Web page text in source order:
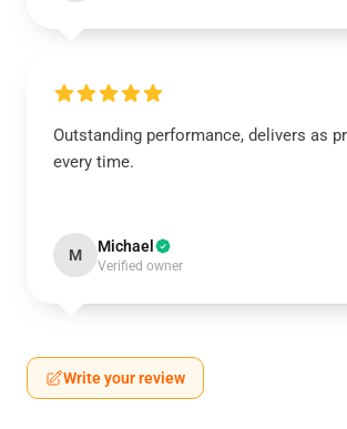
Outstanding performance, delivers as
every time.
M Michael
Verified owner
Write your review